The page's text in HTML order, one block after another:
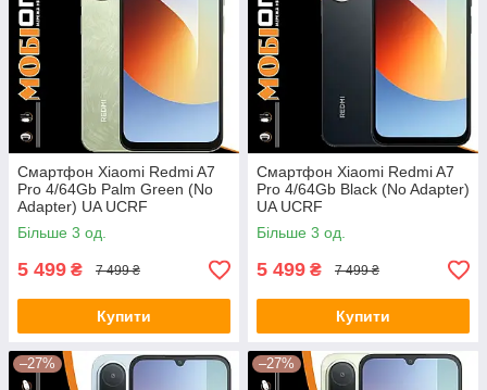
Смартфон Xiaomi Redmi A7
Pro 4/64Gb Palm Green (No
Adapter) UA UCRF
Більше 3 од.
5 499 ₴ 7 499 ₴
Купити
Смартфон Xiaomi Redmi A7
Pro 4/64Gb Black (No Adapter)
UA UCRF
Більше 3 од.
5 499 ₴ 7 499 ₴
Купити
–27% –27%